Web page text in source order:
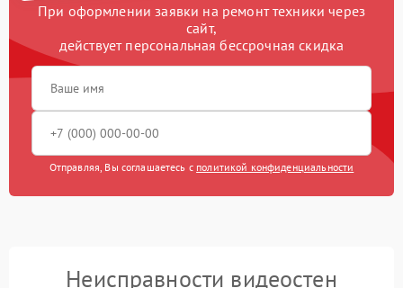
При оформлении заявки на ремонт техники через
сайт,
действует персональная бессрочная скидка
Отправляя, Вы соглашаетесь с политикой конфиденциальности
Неисправности видеостен